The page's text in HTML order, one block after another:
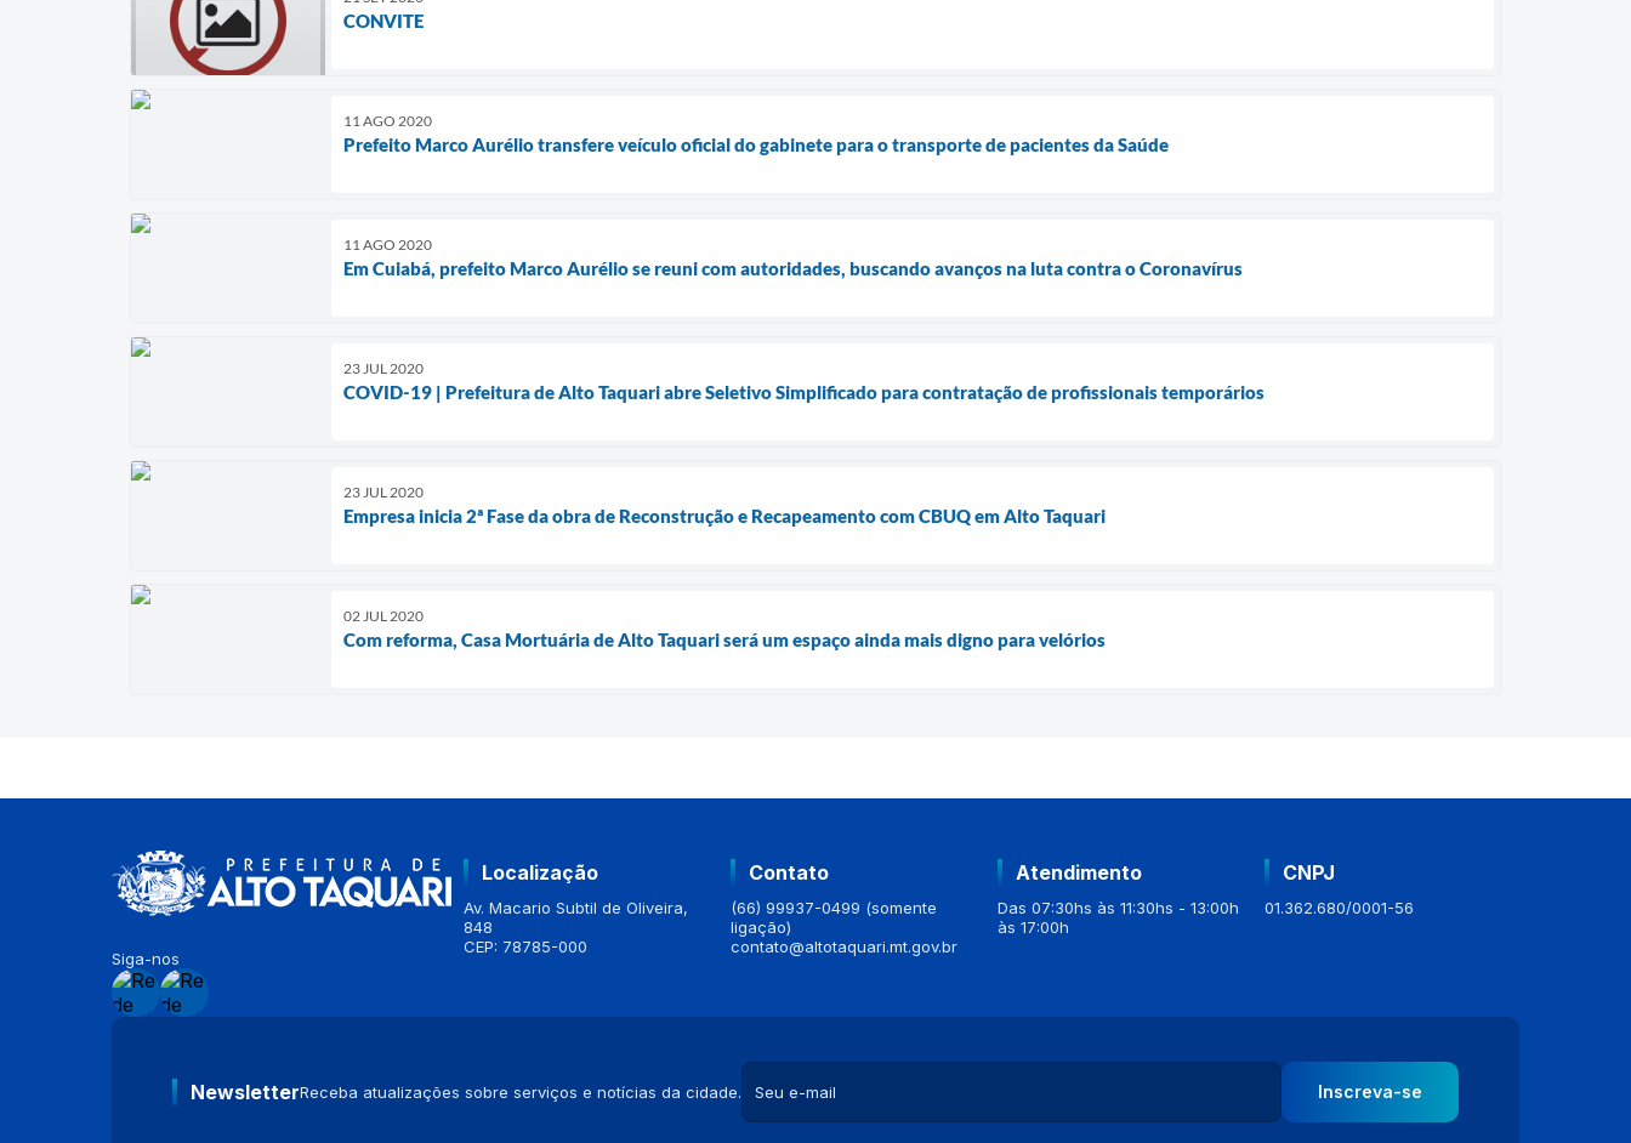
CONVITE
11 AGO 2020
Prefeito Marco Aurélio transfere veículo oficial do gabinete para o transporte de pacientes da Saúde
11 AGO 2020
Em Cuiabá, prefeito Marco Aurélio se reuni com autoridades, buscando avanços na luta contra o Coronavírus
23 JUL 2020
COVID-19 | Prefeitura de Alto Taquari abre Seletivo Simplificado para contratação de profissionais temporários
23 JUL 2020
Empresa inicia 2ª Fase da obra de Reconstrução e Recapeamento com CBUQ em Alto Taquari
02 JUL 2020
Com reforma, Casa Mortuária de Alto Taquari será um espaço ainda mais digno para velórios
Siga-nos
Localização
Av. Macario Subtil de Oliveira,
848
CEP: 78785-000
Contato
(66) 99937-0499 (somente
ligação)
contato@altotaquari.mt.gov.br
Atendimento
Das 07:30hs às 11:30hs - 13:00h
às 17:00h
CNPJ
01.362.680/0001-56
NewsletterReceba atualizações sobre serviços e notícias da cidade. Inscreva-se